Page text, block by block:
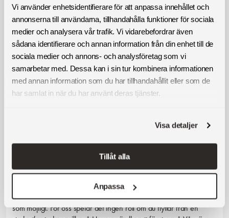
Vi använder enhetsidentifierare för att anpassa innehållet och
annonserna till användarna, tillhandahålla funktioner för sociala
medier och analysera vår trafik. Vi vidarebefordrar även
sådana identifierare och annan information från din enhet till de
sociala medier och annons- och analysföretag som vi
samarbetar med. Dessa kan i sin tur kombinera informationen
med annan information som du har tillhandahållit eller som de
har samlat in när du har använt deras tjänster.
Visa detaljer
Tillåt alla
Anpassa
Därför ska du välja Montrab för
flytthjälp i Karlstad
Att flytta tar tid, kraft och ofta mer planering än man först tror. Med
hela flytten – eller bara det du själv inte vill göra. Vi finns här för
både privatpersoner och företag och kan hantera allt från små
lägenheter till stora kontor. Oavsett om du ska flytta inom Karlstad
eller till en annan ort anpassar vi upplägget efter dina behov.
Vi hjälper till med packning, bärhjälp, transport, montering och
flyttstädning. Vill du hellre sköta vissa delar själv går det lika bra. Vi
är flexibla och lägger stor vikt vid att varje flytt ska bli så smidig
som möjligt. För oss spelar det ingen roll om du flyttar från en